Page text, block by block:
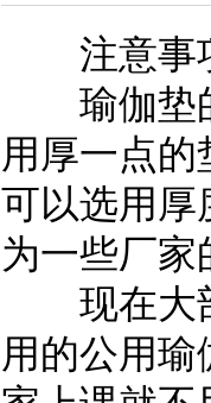
注意事
瑜伽垫的
用厚一点的
可以选用厚
为一些厂家
现在大部
用的公用